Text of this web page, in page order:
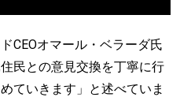
CEOオマール・ベラーダ氏
民との意見交換を丁寧に行
ていきます」と述べていま